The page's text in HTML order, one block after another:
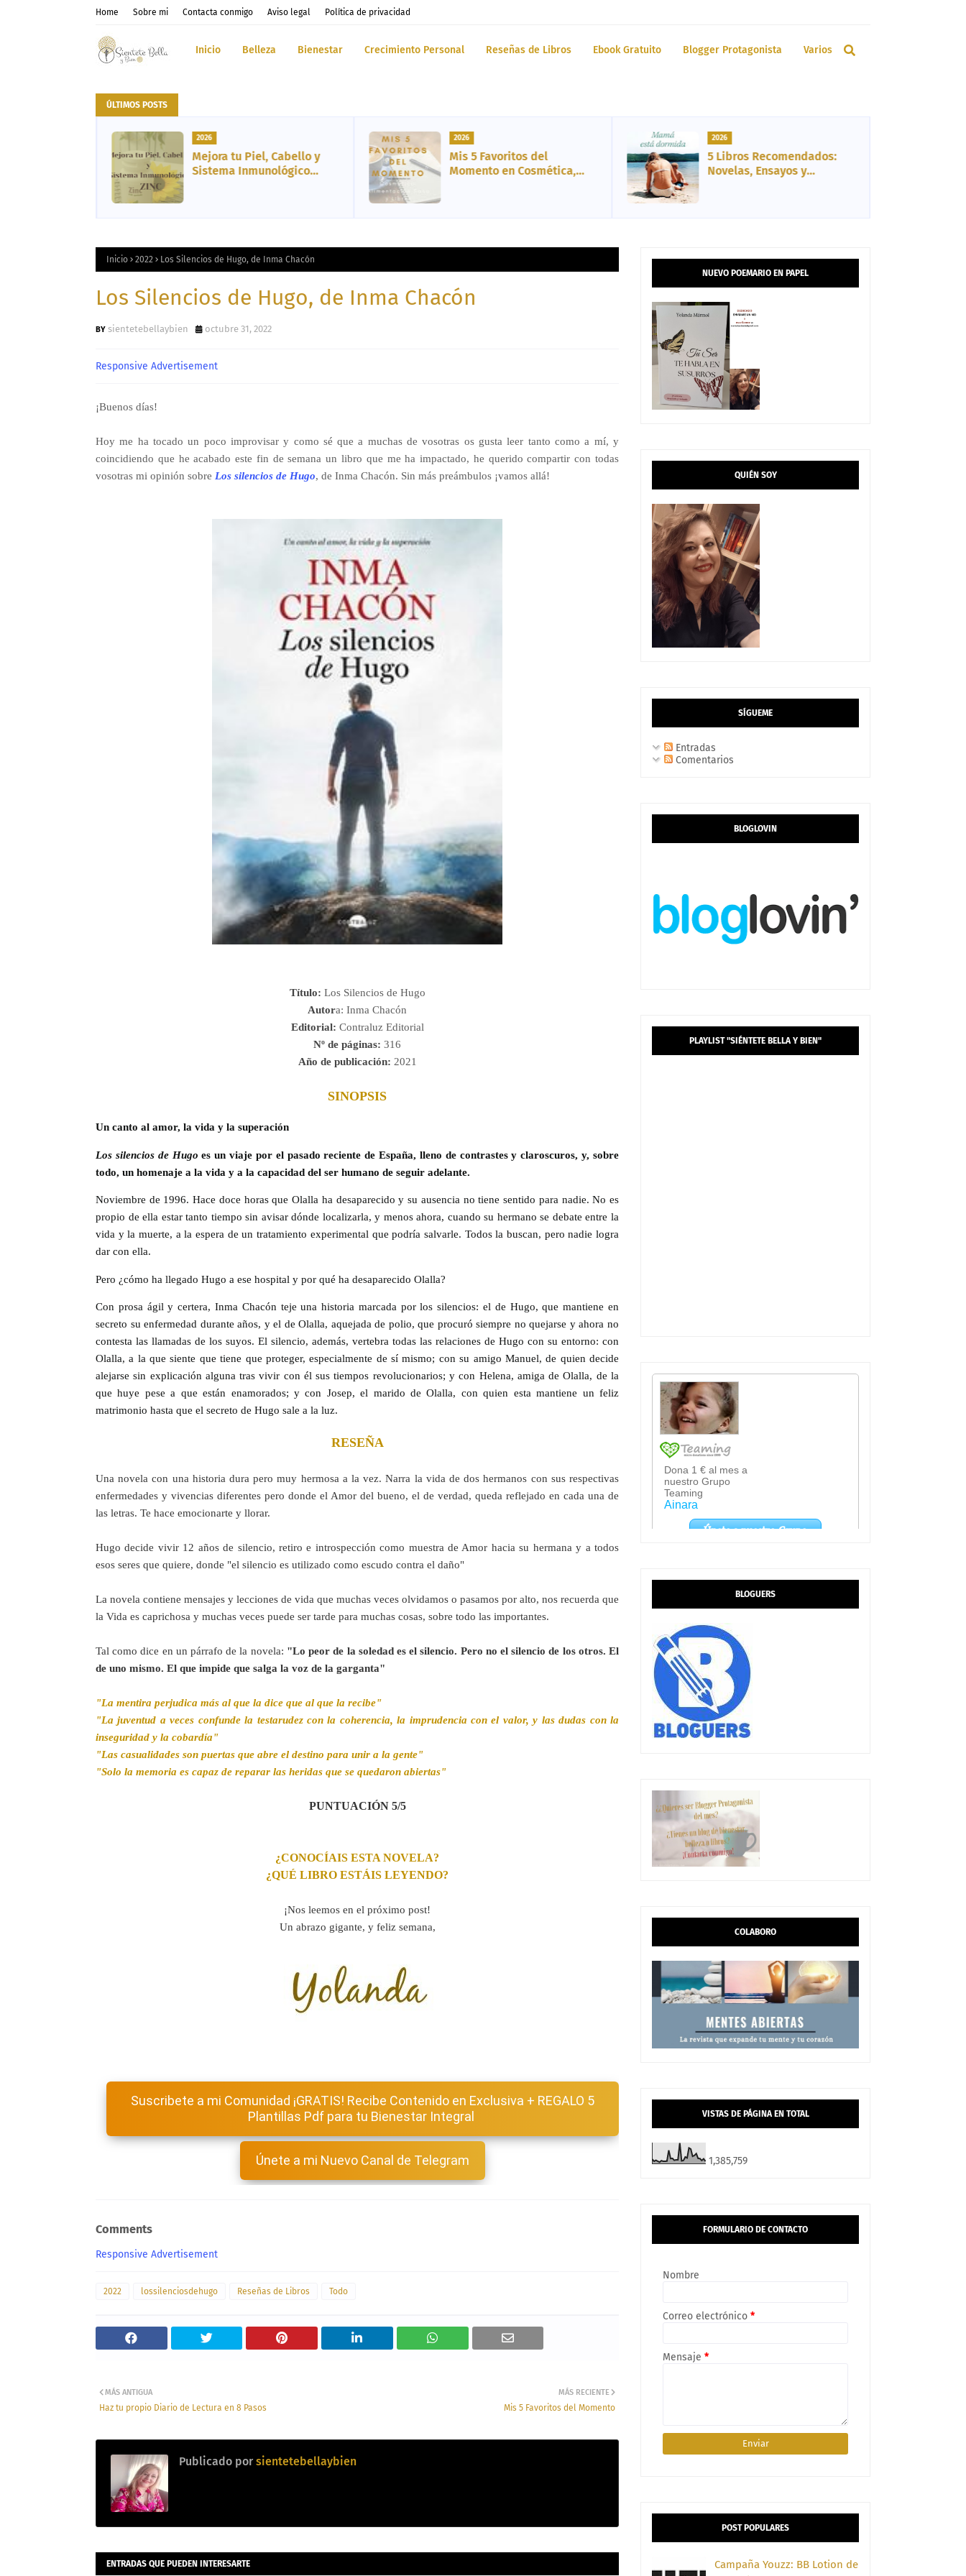
Home Sobre mi Contacta conmigo Aviso legal Política de privacidad
Inicio Belleza Bienestar Crecimiento Personal Reseñas de Libros Ebook Gratuito Blogger Protagonista Varios
ÚLTIMOS POSTS
2026
Mis 5 Favoritos del
Momento en Cosmética,
2026
5 Libros Recomendados:
Novelas, Ensayos y
2026
Rutina Facial Actual de Día
y Noche
Inicio 2022 Los Silencios de Hugo, de Inma Chacón
Los Silencios de Hugo, de Inma Chacón
sientetebellaybien octubre 31, 2022
Responsive Advertisement
¡Buenos días!
Hoy me ha tocado un poco improvisar y como sé que a muchas de vosotras os gusta leer tanto como a mí, y
coincidiendo que he acabado este fin de semana un libro que me ha impactado, he querido compartir con todas
vosotras mi opinión sobre Los silencios de Hugo, de Inma Chacón. Sin más preámbulos ¡vamos allá!
Título: Los Silencios de Hugo
Autora: Inma Chacón
Editorial: Contraluz Editorial
Nº de páginas: 316
Año de publicación: 2021
SINOPSIS
Un canto al amor, la vida y la superación
Los silencios de Hugo es un viaje por el pasado reciente de España, lleno de contrastes y claroscuros, y, sobre
todo, un homenaje a la vida y a la capacidad del ser humano de seguir adelante.
Noviembre de 1996. Hace doce horas que Olalla ha desaparecido y su ausencia no tiene sentido para nadie. No es
propio de ella estar tanto tiempo sin avisar dónde localizarla, y menos ahora, cuando su hermano se debate entre la
vida y la muerte, a la espera de un tratamiento experimental que podría salvarle. Todos la buscan, pero nadie logra
dar con ella.
Pero ¿cómo ha llegado Hugo a ese hospital y por qué ha desaparecido Olalla?
Con prosa ágil y certera, Inma Chacón teje una historia marcada por los silencios: el de Hugo, que mantiene en
secreto su enfermedad durante años, y el de Olalla, aquejada de polio, que procuró siempre no quejarse y ahora no
contesta las llamadas de los suyos. El silencio, además, vertebra todas las relaciones de Hugo con su entorno: con
Olalla, a la que siente que tiene que proteger, especialmente de sí mismo; con su amigo Manuel, de quien decide
alejarse sin explicación alguna tras vivir con él sus tiempos revolucionarios; y con Helena, amiga de Olalla, de la
que huye pese a que están enamorados; y con Josep, el marido de Olalla, con quien esta mantiene un feliz
matrimonio hasta que el secreto de Hugo sale a la luz.
RESEÑA
Una novela con una historia dura pero muy hermosa a la vez. Narra la vida de dos hermanos con sus respectivas
enfermedades y vivencias diferentes pero donde el Amor del bueno, el de verdad, queda reflejado en cada una de
las letras. Te hace emocionarte y llorar.
Hugo decide vivir 12 años de silencio, retiro e introspección como muestra de Amor hacia su hermana y a todos
esos seres que quiere, donde "el silencio es utilizado como escudo contra el daño"
La novela contiene mensajes y lecciones de vida que muchas veces olvidamos o pasamos por alto, nos recuerda que
la Vida es caprichosa y muchas veces puede ser tarde para muchas cosas, sobre todo las importantes.
Tal como dice en un párrafo de la novela: "Lo peor de la soledad es el silencio. Pero no el silencio de los otros. El
de uno mismo. El que impide que salga la voz de la garganta"
"La mentira perjudica más al que la dice que al que la recibe"
"La juventud a veces confunde la testarudez con la coherencia, la imprudencia con el valor, y las dudas con la
inseguridad y la cobardía"
"Las casualidades son puertas que abre el destino para unir a la gente"
"Solo la memoria es capaz de reparar las heridas que se quedaron abiertas"
PUNTUACIÓN 5/5
¿CONOCÍAIS ESTA NOVELA?
¿QUÉ LIBRO ESTÁIS LEYENDO?
¡Nos leemos en el próximo post!
Un abrazo gigante, y feliz semana,
Suscribete a mi Comunidad ¡GRATIS! Recibe Contenido en Exclusiva + REGALO 5
Plantillas Pdf para tu Bienestar Integral
Únete a mi Nuevo Canal de Telegram
Comments
Responsive Advertisement
2022 lossilenciosdehugo Reseñas de Libros Todo
MÁS RECIENTE
Mis 5 Favoritos del Momento
MÁS ANTIGUA
Haz tu propio Diario de Lectura en 8 Pasos
Publicado por sientetebellaybien
ENTRADAS QUE PUEDEN INTERESARTE
NUEVO POEMARIO EN PAPEL
QUIÉN SOY
SÍGUEME
Entradas
Comentarios
BLOGLOVIN
PLAYLIST "SIÉNTETE BELLA Y BIEN"
BLOGUERS
COLABORO
VISTAS DE PÁGINA EN TOTAL
1,385,759
FORMULARIO DE CONTACTO
Nombre
Correo electrónico *
Mensaje *
POST POPULARES
Campaña Youzz: BB Lotion de